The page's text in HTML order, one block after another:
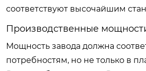
соответствуют высочайшим
Производственные
Мощность завода должна
потребностям, но не только в